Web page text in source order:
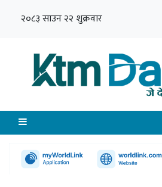
२०८३ साउन २२ शुक्रवार